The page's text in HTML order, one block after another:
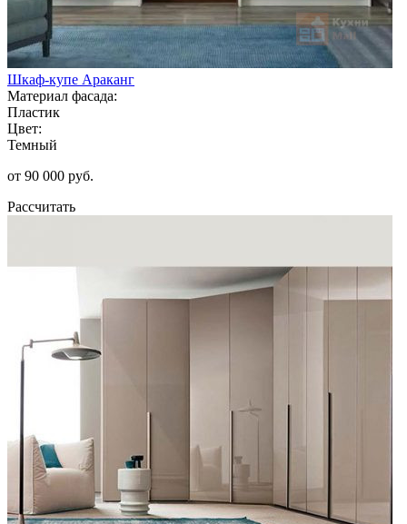
Шкаф-купе Араканг
Материал фасада:
Пластик
Цвет:
Темный
от 90 000 руб.
Рассчитать